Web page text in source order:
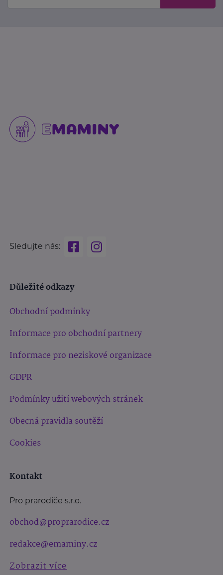
Sledujte nás:
Důležité odkazy
Obchodní podmínky
Informace pro obchodní partnery
Informace pro neziskové organizace
GDPR
Podmínky užití webových stránek
Obecná pravidla soutěží
Cookies
Kontakt
Pro prarodiče s.r.o.
obchod@proprarodice.cz
redakce@emaminy.cz
Zobrazit více